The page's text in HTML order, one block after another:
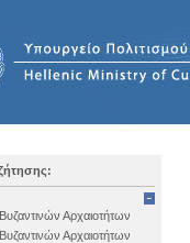
Αρχαιοτήτων
Αρχαιοτήτων